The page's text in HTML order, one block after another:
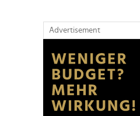
Advertisement